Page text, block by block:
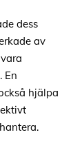
dess
av
En
hjälpa